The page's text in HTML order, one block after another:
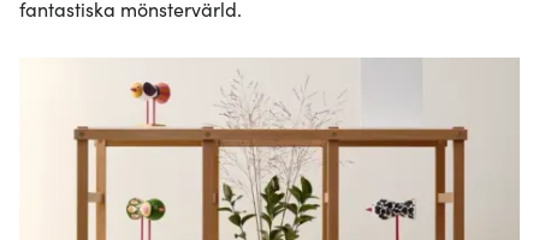
fantastiska mönstervärld.